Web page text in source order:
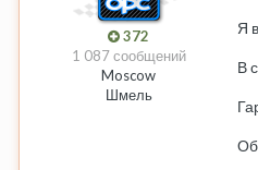
372
1 087 сообщений
Moscow
Шмель
Я
В